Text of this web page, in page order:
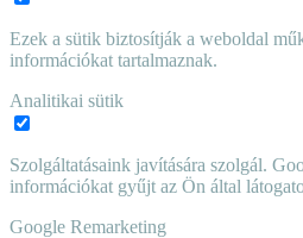
Ezek a sütik biztosítják a weboldal
információkat tartalmaznak.
Analitikai sütik
Szolgáltatásaink javítására szolgál.
információkat gyűjt az Ön által
Google Remarketing